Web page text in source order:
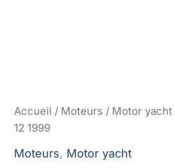
Accueil / Moteurs / Motor yacht
12 1999
Moteurs, Motor yacht